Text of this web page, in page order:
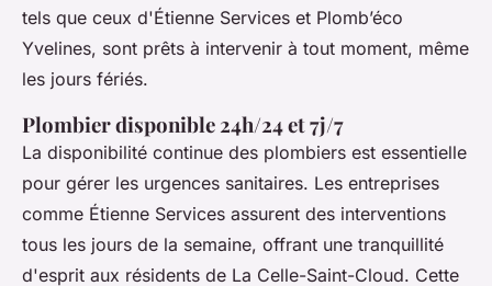
tels que ceux d'Étienne Services et Plomb’éco
Yvelines, sont prêts à intervenir à tout moment, même
les jours fériés.
Plombier disponible 24h/24 et 7j/7
La disponibilité continue des plombiers est essentielle
pour gérer les urgences sanitaires. Les entreprises
comme Étienne Services assurent des interventions
tous les jours de la semaine, offrant une tranquillité
d'esprit aux résidents de La Celle-Saint-Cloud. Cette